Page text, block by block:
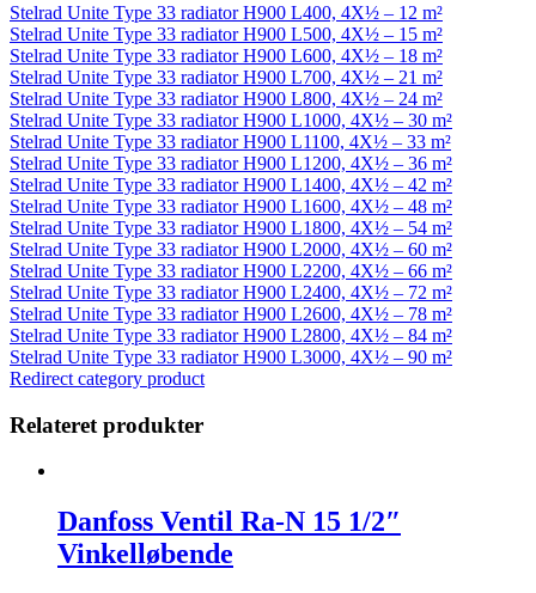
Stelrad Unite Type 33 radiator H900 L400, 4X½ – 12 m²
Stelrad Unite Type 33 radiator H900 L500, 4X½ – 15 m²
Stelrad Unite Type 33 radiator H900 L600, 4X½ – 18 m²
Stelrad Unite Type 33 radiator H900 L700, 4X½ – 21 m²
Stelrad Unite Type 33 radiator H900 L800, 4X½ – 24 m²
Stelrad Unite Type 33 radiator H900 L1000, 4X½ – 30 m²
Stelrad Unite Type 33 radiator H900 L1100, 4X½ – 33 m²
Stelrad Unite Type 33 radiator H900 L1200, 4X½ – 36 m²
Stelrad Unite Type 33 radiator H900 L1400, 4X½ – 42 m²
Stelrad Unite Type 33 radiator H900 L1600, 4X½ – 48 m²
Stelrad Unite Type 33 radiator H900 L1800, 4X½ – 54 m²
Stelrad Unite Type 33 radiator H900 L2000, 4X½ – 60 m²
Stelrad Unite Type 33 radiator H900 L2200, 4X½ – 66 m²
Stelrad Unite Type 33 radiator H900 L2400, 4X½ – 72 m²
Stelrad Unite Type 33 radiator H900 L2600, 4X½ – 78 m²
Stelrad Unite Type 33 radiator H900 L2800, 4X½ – 84 m²
Stelrad Unite Type 33 radiator H900 L3000, 4X½ – 90 m²
Redirect category product
Relateret produkter
Danfoss Ventil Ra-N 15 1/2″
Vinkelløbende